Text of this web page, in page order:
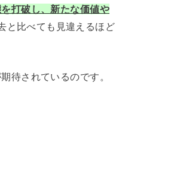
打破し、新たな価値や
と比べても見違えるほど
待されているのです。